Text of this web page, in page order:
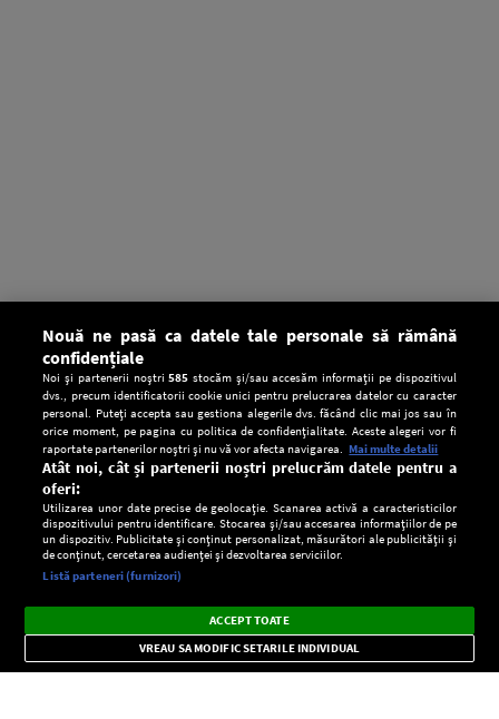
CONFIDENŢIALITATE
Setări:
Dark
Mode
Radio live, podcasturi, știri și alerte
importante.
×
Nouă ne pasă ca datele tale personale să rămână
confidențiale
Noi și partenerii noștri585 stocăm și/sau accesăm informații pe dispozitivul
dvs., precum identificatorii cookie unici pentru prelucrarea datelor cu caracter
personal. Puteți accepta sau gestiona alegerile dvs. făcând clic mai jos sau în
orice moment, pe pagina cu politica de confidențialitate. Aceste alegeri vor fi
raportate partenerilor noștri și nu vă vor afecta navigarea. Mai multe detalii
Atât noi, cât și partenerii noștri prelucrăm datele pentru a
oferi:
Utilizarea unor date precise de geolocație. Scanarea activă a caracteristicilor
dispozitivului pentru identificare. Stocarea și/sau accesarea informațiilor de pe
un dispozitiv. Publicitate și conținut personalizat, măsurători ale publicității și
de conținut, cercetarea audienței și dezvoltarea serviciilor.
Listă parteneri (furnizori)
ACCEPT TOATE
VREAU SA MODIFIC SETARILE INDIVIDUAL